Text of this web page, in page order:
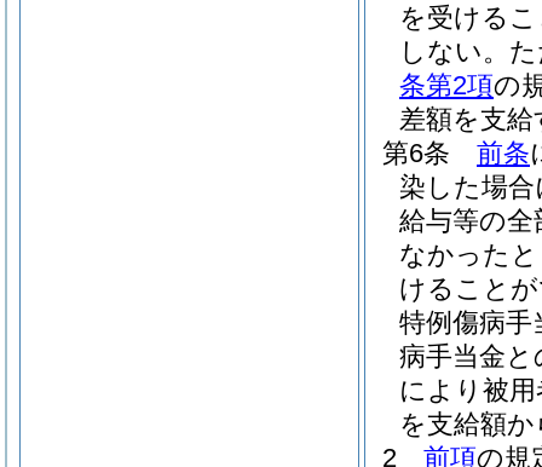
を受ける
しない。
条第2項の
差額を支給
第6条
前条
染した場
給与等の
なかった
けること
特例傷病
病手当金
により被
を支給額
2
前項の規